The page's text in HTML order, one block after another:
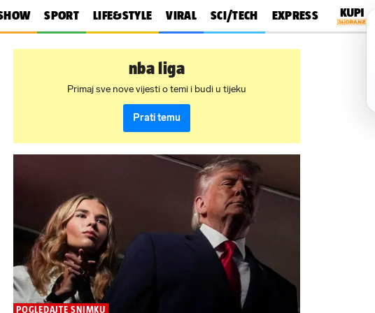
SPORT LIFE&STYLE VIRAL SCI/TECH EXPRESS
nba liga
Primaj sve nove vijesti o temi i budi u tijeku
Prati temu
POGLEDAJTE SNIMKU